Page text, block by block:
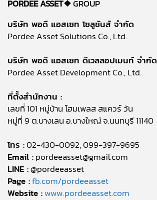
PORDEE ASSET❖GROUP
บริษัท พอดี แอสเซท โซลูชันส์ จำกัด
Pordee Asset Solutions Co., Ltd.
บริษัท พอดี แอสเซท ดีเวลลอปเมนท์ จำกัด
Pordee Asset Development Co., Ltd.
ที่ตั้งสำนักงาน :
เลขที่ 101 หมู่บ้าน โฮมเพลส สแควร์ วัน
หมู่ที่ 9 ต.บางเลน อ.บางใหญ่ จ.นนทบุรี 11140
โทร :02-430-0092, 099-397-9695
Email :pordeeasset@gmail.com
LINE :@pordeeasset
Page :fb.com/pordeeasset
Website :www.pordeeasset.com